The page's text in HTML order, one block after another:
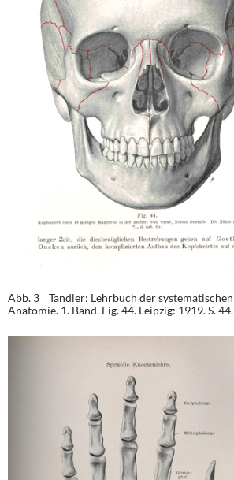
Abb. 3 Tandler: Lehrbuch der systematischen
Anatomie. 1. Band. Fig. 44. Leipzig: 1919. S. 44.